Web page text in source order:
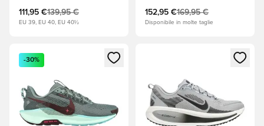
111,95 €139,95 €
EU 39, EU 40, EU 40½
Grey (Grigio)
152,95 €169,95 €
Disponibile in molte taglie
Apre una finestra modale per accedere o registrarsi come
-30%
Apre una finestra modale